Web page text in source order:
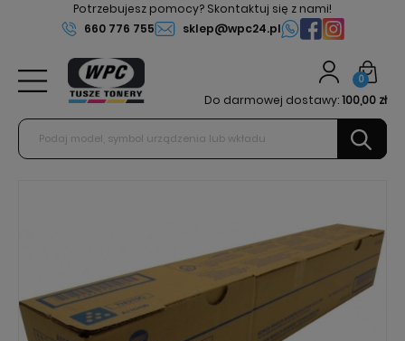
Potrzebujesz pomocy? Skontaktuj się z nami!
660 776 755
sklep@wpc24.pl
0
Do darmowej dostawy:100,00 zł